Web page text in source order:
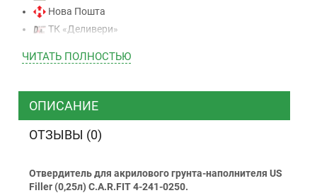
Нова Пошта
ТК «Деливери»
ТК “Justin”
ТК ”УкрПочта”
Наличными
ЧИТАТЬ ПОЛНОСТЬЮ
ОПИСАНИЕ
ОТЗЫВЫ (0)
Отвердитель для акрилового грунта-наполнителя US
Filler (0,25л) C.A.R.FIT 4-241-0250.